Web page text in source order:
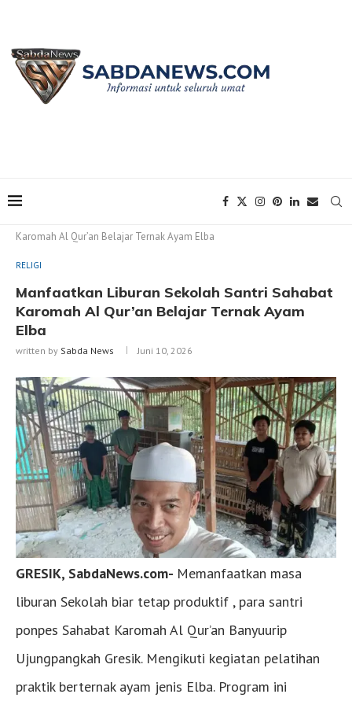
Karomah Al Qur’an Belajar Ternak Ayam Elba
RELIGI
Manfaatkan Liburan Sekolah Santri Sahabat
Karomah Al Qur’an Belajar Ternak Ayam
Elba
written by Sabda News Juni 10, 2026
GRESIK, SabdaNews.com- Memanfaatkan masa
liburan Sekolah biar tetap produktif , para santri
ponpes Sahabat Karomah Al Qur’an Banyuurip
Ujungpangkah Gresik. Mengikuti kegiatan pelatihan
praktik berternak ayam jenis Elba. Program ini